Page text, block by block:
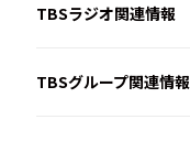
TBSラジオ関連情報
TBSグループ関連情報